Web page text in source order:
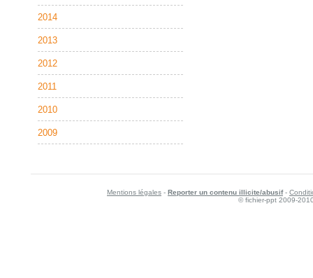
2014
2013
2012
2011
2010
2009
Mentions légales - Reporter un contenu illicite/abusif-
© fichier-ppt 2009-